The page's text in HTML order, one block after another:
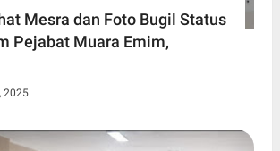
Mesra dan Foto Bugil Status
Pejabat Muara Emim,
2025